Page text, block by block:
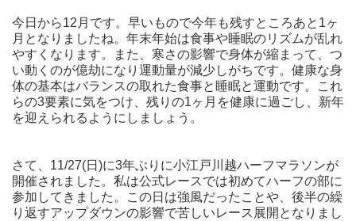
施術内容
受付時間・施術料金
施術の流れ・Ｑ＆Ａ
今日から12月です。早いもので今年も残すところあと1ヶ
月となりましたね。年末年始は食事や睡眠のリズムが乱れ
やすくなります。また、寒さの影響で身体が縮まって、つ
い動くのが億劫になり運動量が減少しがちです。健康な身
体の基本はバランスの取れた食事と睡眠と運動です。これ
らの3要素に気をつけ、残りの1ヶ月を健康に過ごし、新年
を迎えられるようにしましょう。
さて、11/27(日)に3年ぶりに小江戸川越ハーフマラソンが
開催されました。私は公式レースでは初めてハーフの部に
参加してきました。この日は強風だったことや、後半の繰
り返すアップダウンの影響で苦しいレース展開となりまし